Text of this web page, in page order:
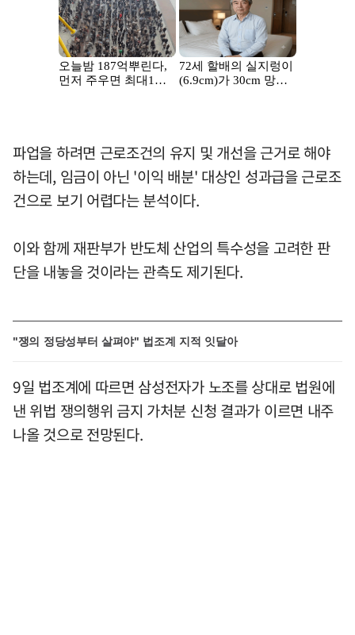
파업을 하려면 근로조건의 유지 및 개선을 근거로 해야
하는데, 임금이 아닌 '이익 배분' 대상인 성과급을 근로조
건으로 보기 어렵다는 분석이다.
이와 함께 재판부가 반도체 산업의 특수성을 고려한 판
단을 내놓을 것이라는 관측도 제기된다.
"쟁의 정당성부터 살펴야" 법조계 지적 잇달아
9일 법조계에 따르면 삼성전자가 노조를 상대로 법원에
낸 위법 쟁의행위 금지 가처분 신청 결과가 이르면 내주
나올 것으로 전망된다.